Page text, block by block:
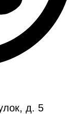
д. 5